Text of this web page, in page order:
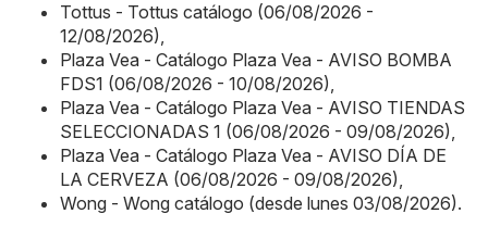
Tottus - Tottus catálogo (06/08/2026 -
12/08/2026),
Plaza Vea - Catálogo Plaza Vea - AVISO BOMBA
FDS1 (06/08/2026 - 10/08/2026),
Plaza Vea - Catálogo Plaza Vea - AVISO TIENDAS
SELECCIONADAS 1 (06/08/2026 - 09/08/2026),
Plaza Vea - Catálogo Plaza Vea - AVISO DÍA DE
LA CERVEZA (06/08/2026 - 09/08/2026),
Wong - Wong catálogo (desde lunes 03/08/2026).